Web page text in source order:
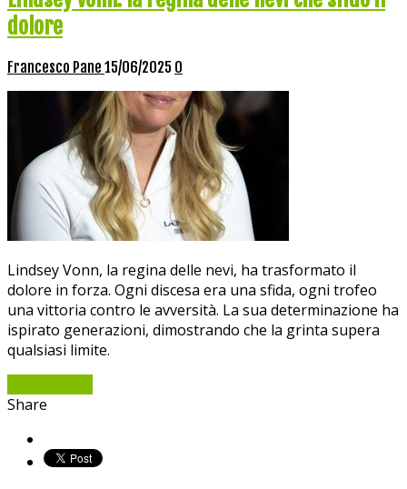
dolore
Francesco Pane 15/06/2025 0
Lindsey Vonn, la regina delle nevi, ha trasformato il
dolore in forza. Ogni discesa era una sfida, ogni trofeo
una vittoria contro le avversità. La sua determinazione ha
ispirato generazioni, dimostrando che la grinta supera
qualsiasi limite.
Share